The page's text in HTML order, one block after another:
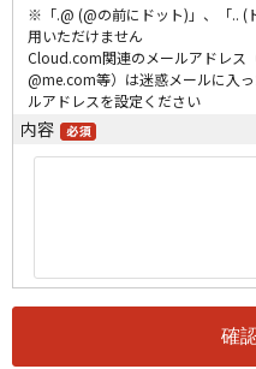
※「.@ (@の前にドット)」、「.. (
用いただけません
Cloud.com関連のメールアドレス
@me.com等）は迷惑メールに入
ルアドレスを設定ください
内容